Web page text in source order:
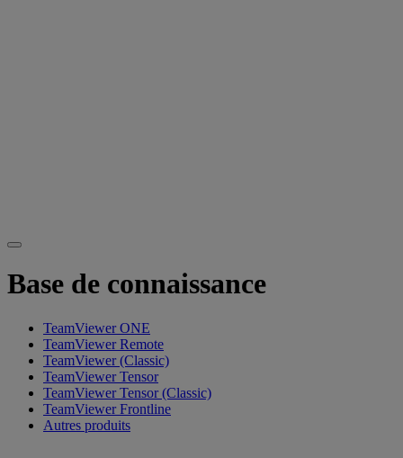
Base de connaissance
TeamViewer ONE
TeamViewer Remote
TeamViewer (Classic)
TeamViewer Tensor
TeamViewer Tensor (Classic)
TeamViewer Frontline
Autres produits